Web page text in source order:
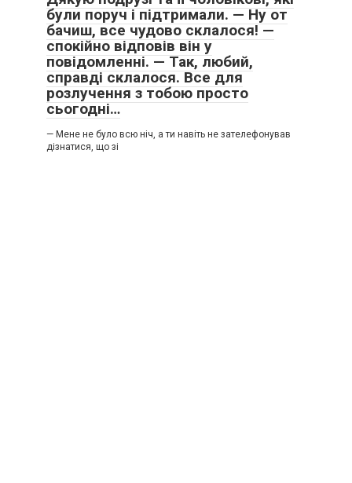
були поруч і підтримали. — Ну от
бачиш, все чудово склалося! —
спокійно відповів він у
повідомленні. — Так, любий,
справді склалося. Все для
розлучення з тобою просто
сьогодні…
— Мене не було всю ніч, а ти навіть не зателефонував
дізнатися, що зі